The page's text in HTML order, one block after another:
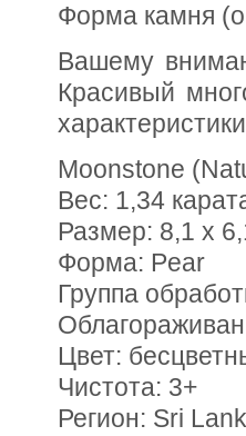
Форма камня
Вашему вниманию предлагается ограненный лунный камень!
Красивый
Moonstone
Вес: 1,34
Размер: 8,1 х
Форма: Pear
Группа
Цвет:
Чистота: 3+
Регион: Sri